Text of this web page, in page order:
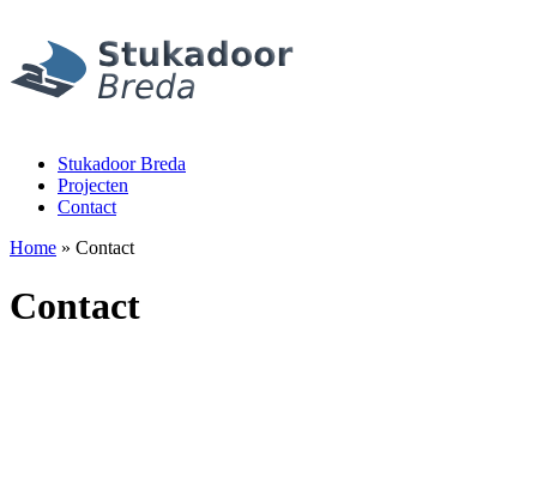
Stukadoor Breda
Projecten
Contact
Home » Contact
Contact